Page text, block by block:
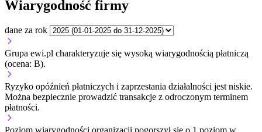
Wiarygodność firmy
dane za rok
Grupa ewi.pl charakteryzuje się wysoką wiarygodnością płatniczą
(ocena: B).
Ryzyko opóźnień płatniczych i zaprzestania działalności jest niskie.
Można bezpiecznie prowadzić transakcje z odroczonym terminem
płatności.
Poziom wiarygodności organizacji pogorszył się o 1 poziom w